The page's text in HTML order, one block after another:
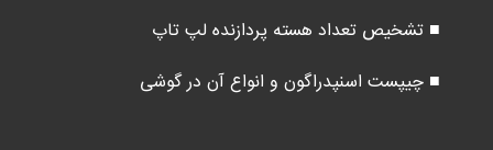
■ تشخیص تعداد هسته پردازنده لپ تاپ
■ چیپست اسنپدراگون و انواع آن در گوشی